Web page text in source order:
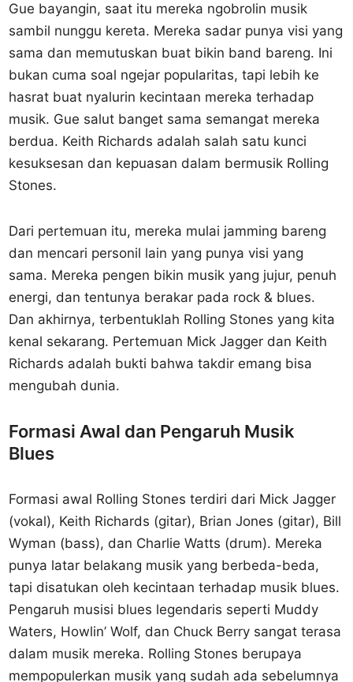
Gue bayangin, saat itu mereka ngobrolin musik
sambil nunggu kereta. Mereka sadar punya visi yang
sama dan memutuskan buat bikin band bareng. Ini
bukan cuma soal ngejar popularitas, tapi lebih ke
hasrat buat nyalurin kecintaan mereka terhadap
musik. Gue salut banget sama semangat mereka
berdua. Keith Richards adalah salah satu kunci
kesuksesan dan kepuasan dalam bermusik Rolling
Stones.
Dari pertemuan itu, mereka mulai jamming bareng
dan mencari personil lain yang punya visi yang
sama. Mereka pengen bikin musik yang jujur, penuh
energi, dan tentunya berakar pada rock & blues.
Dan akhirnya, terbentuklah Rolling Stones yang kita
kenal sekarang. Pertemuan Mick Jagger dan Keith
Richards adalah bukti bahwa takdir emang bisa
mengubah dunia.
Formasi Awal dan Pengaruh Musik
Blues
Formasi awal Rolling Stones terdiri dari Mick Jagger
(vokal), Keith Richards (gitar), Brian Jones (gitar), Bill
Wyman (bass), dan Charlie Watts (drum). Mereka
punya latar belakang musik yang berbeda-beda,
tapi disatukan oleh kecintaan terhadap musik blues.
Pengaruh musisi blues legendaris seperti Muddy
Waters, Howlin’ Wolf, dan Chuck Berry sangat terasa
dalam musik mereka. Rolling Stones berupaya
mempopulerkan musik yang sudah ada sebelumnya